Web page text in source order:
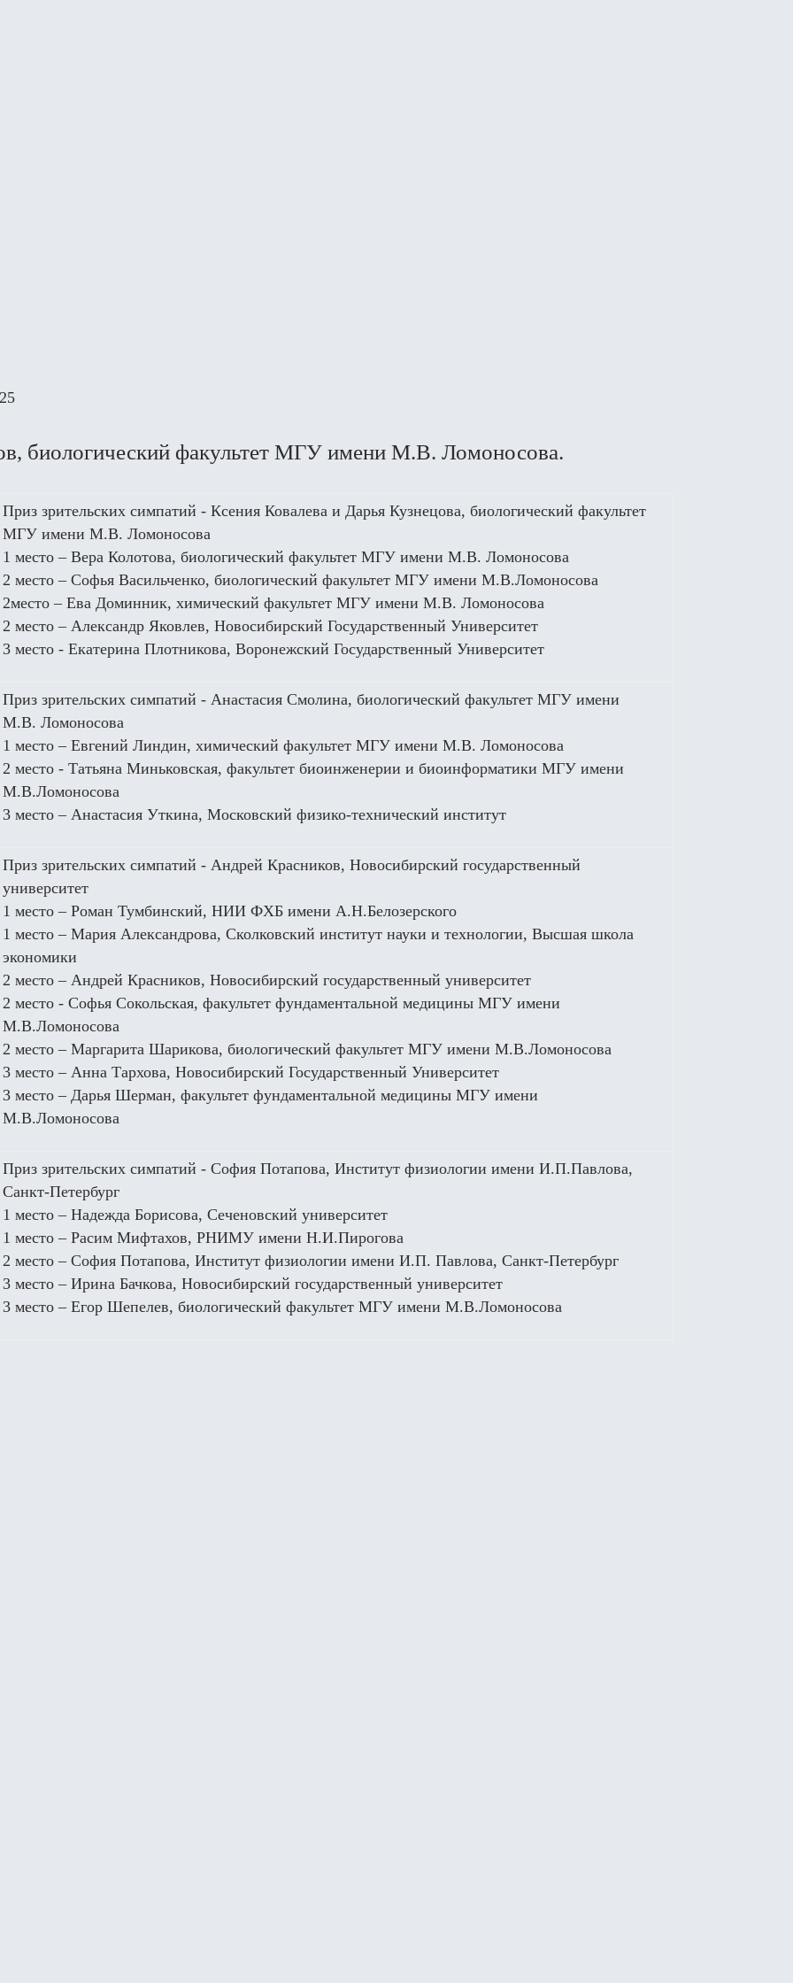
биологический факультет МГУ имени М.В. Ломоносова.
Приз зрительских симпатий - Ксения Ковалева и Дарья Кузнецова, биологический факультет
МГУ имени М.В. Ломоносова
1 место – Вера Колотова, биологический факультет МГУ имени М.В. Ломоносова
2 место – Софья Васильченко, биологический факультет МГУ имени М.В.Ломоносова
2место – Ева Доминник, химический факультет МГУ имени М.В. Ломоносова
2 место – Александр Яковлев, Новосибирский Государственный Университет
3 место - Екатерина Плотникова, Воронежский Государственный Университет
Приз зрительских симпатий - Анастасия Смолина, биологический факультет МГУ имени
М.В. Ломоносова
1 место – Евгений Линдин, химический факультет МГУ имени М.В. Ломоносова
2 место - Татьяна Миньковская, факультет биоинженерии и биоинформатики МГУ имени
М.В.Ломоносова
3 место – Анастасия Уткина, Московский физико-технический институт
Приз зрительских симпатий - Андрей Красников, Новосибирский государственный
университет
1 место – Роман Тумбинский, НИИ ФХБ имени А.Н.Белозерского
1 место – Мария Александрова, Сколковский институт науки и технологии, Высшая школа
экономики
2 место – Андрей Красников, Новосибирский государственный университет
2 место - Софья Сокольская, факультет фундаментальной медицины МГУ имени
М.В.Ломоносова
2 место – Маргарита Шарикова, биологический факультет МГУ имени М.В.Ломоносова
3 место – Анна Тархова, Новосибирский Государственный Университет
3 место – Дарья Шерман, факультет фундаментальной медицины МГУ имени
М.В.Ломоносова
Приз зрительских симпатий - София Потапова, Институт физиологии имени И.П.Павлова,
Санкт-Петербург
1 место – Надежда Борисова, Сеченовский университет
1 место – Расим Мифтахов, РНИМУ имени Н.И.Пирогова
2 место – София Потапова, Институт физиологии имени И.П. Павлова, Санкт-Петербург
3 место – Ирина Бачкова, Новосибирский государственный университет
3 место – Егор Шепелев, биологический факультет МГУ имени М.В.Ломоносова